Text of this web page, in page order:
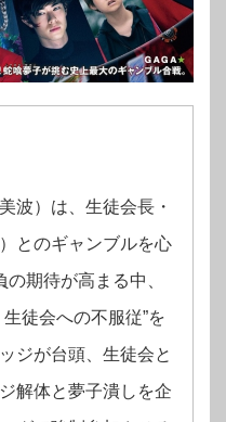
波）は、生徒会長・
とのギャンブルを心
期待が高まる中、
徒会への不服従”を
ジが台頭、生徒会と
解体と夢子潰しを企